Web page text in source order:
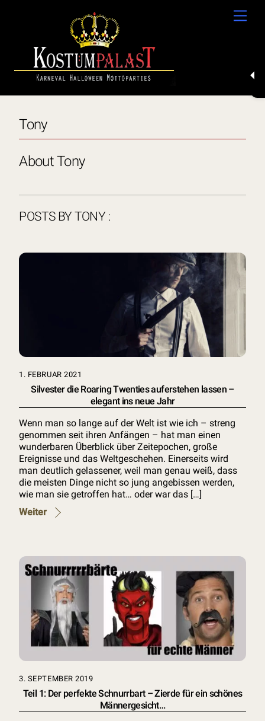
Tony
AboutTony
POSTS BY TONY :
1. FEBRUAR 2021
Silvester die Roaring Twenties auferstehen lassen –
elegant ins neue Jahr
Wenn man so lange auf der Welt ist wie ich – streng
genommen seit ihren Anfängen – hat man einen
wunderbaren Überblick über Zeitepochen, große
Ereignisse und das Weltgeschehen. Einerseits wird
man deutlich gelassener, weil man genau weiß, dass
die meisten Dinge nicht so jung angebissen werden,
wie man sie getroffen hat… oder war das […]
Weiter
3. SEPTEMBER 2019
Teil 1: Der perfekte Schnurrbart – Zierde für ein schönes
Männergesicht…